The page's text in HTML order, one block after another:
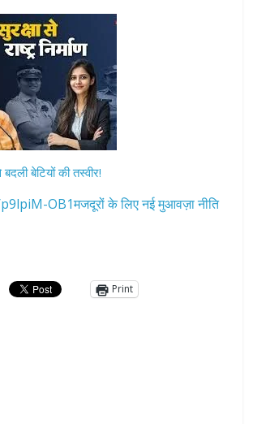
बेटियों की तस्वीर!
OB1मजदूरों के लिए नई मुआवज़ा नीति
Print